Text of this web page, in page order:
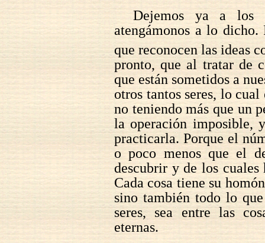
Dejemos ya a los
atengámonos a lo dicho.
que reconocen las ideas
pronto, que al tratar de
que están sometidos a
otros tantos seres, lo
no teniendo más que un
la operación imposible,
practicarla. Porque el
o poco menos que el
descubrir y de los
Cada cosa tiene su
sino también todo lo
seres, sea entre las
eternas.